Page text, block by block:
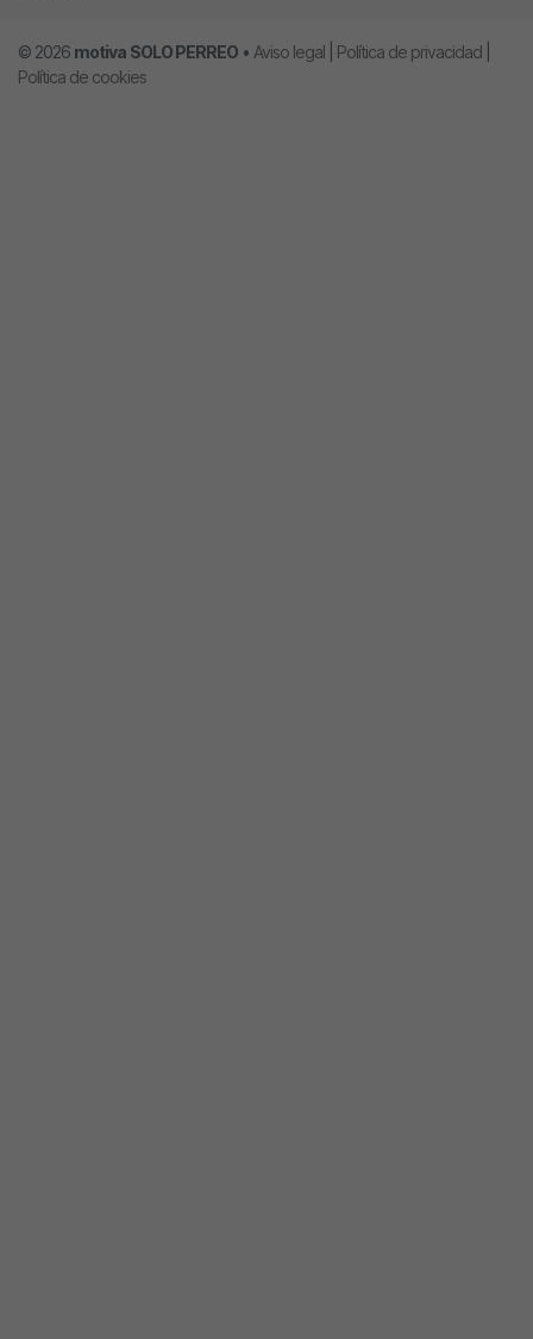
© 2026 motiva SOLO PERREO • Aviso legal Política de privacidad
Política de cookies